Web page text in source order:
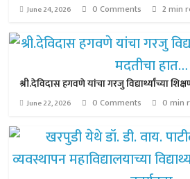
June 24, 2026 0 Comments 2 min
श्री.देविदास हगवणे यांचा गरजु विद्यार्थ्यांच्या
June 22, 2026 0 Comments 0 min